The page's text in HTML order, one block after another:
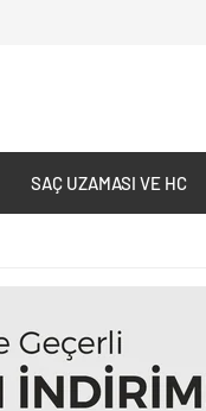
SAÇ UZAMASI VE HC